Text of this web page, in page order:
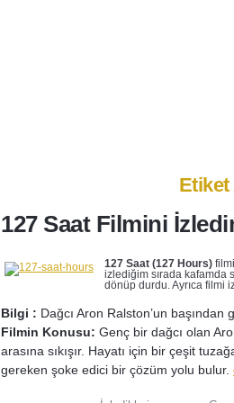
Etiket
127 Saat Filmini
127 Saat (127 Hours)
izlediğim sırada kafamda
dönüp durdu. Ayrıca filmi
Bilgi : Dağcı Aron Ralston’un
Filmin Konusu: Genç bir dağcı olan
arasına sıkışır. Hayatı için bir çeşit
gereken şoke edici bir çözüm yolu bulur.